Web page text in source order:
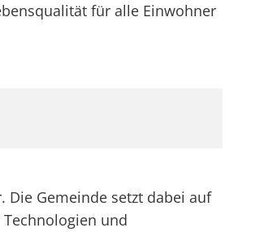
für alle Einwohner
Gemeinde setzt dabei auf
und